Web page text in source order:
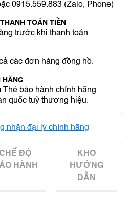
0915.559.883 (Zalo, Phone)
TOÁN TIỀN
trước khi thanh toán
các đơn hàng đồng hồ.
HÃNG
Thẻ bảo hành chính hãng
quốc tuỳ thương hiệu.
nhận đại lý chính hãng
ĐỘ
HÀNH
KHO
HƯỚNG
DẪN